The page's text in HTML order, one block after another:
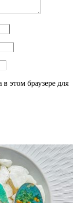
этом браузере для